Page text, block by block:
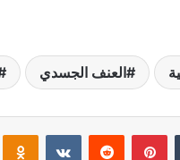
العنف الجسدي
بينتيريست